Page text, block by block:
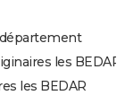
les BEDAR
les BEDAR